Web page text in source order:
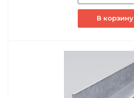
В корзину